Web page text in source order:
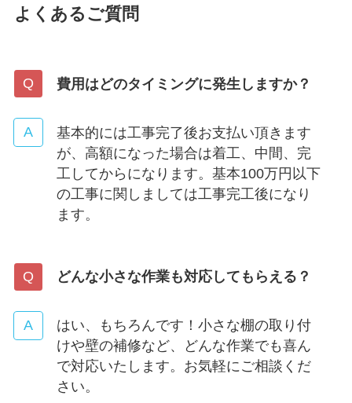
よくあるご質問
費用はどのタイミングに発生しますか？
基本的には工事完了後お支払い頂きます
が、高額になった場合は着工、中間、完
工してからになります。基本100万円以下
の工事に関しましては工事完工後になり
ます。
どんな小さな作業も対応してもらえる？
はい、もちろんです！小さな棚の取り付
けや壁の補修など、どんな作業でも喜ん
で対応いたします。お気軽にご相談くだ
さい。